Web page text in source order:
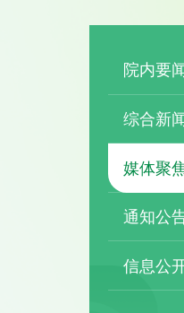
院内要闻
综合新
媒体聚
通知公
信息公